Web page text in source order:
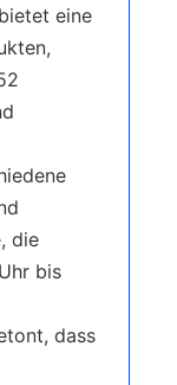
eine
die
bis
dass